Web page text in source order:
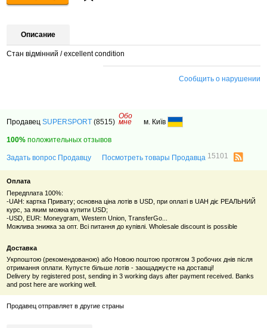
Описание
Стан відмінний / excellent condition
Сообщить о нарушении
ПродавецSUPERSPORT (8515)
Обо
мне м. Київ
100% положительных отзывов
Задать вопрос Продавцу Посмотреть товары Продавца 15101
Оплата
Передплата 100%:
-UAH: картка Привату; основна ціна лотів в USD, при оплаті в UAH діє РЕАЛЬНИЙ
курс, за яким можна купити USD;
-USD, EUR: Moneygram, Western Union, TransferGo...
Можлива знижка за опт. Всі питання до купівлі. Wholesale discount is possible
Доставка
Укрпоштою (рекомендованою) або Новою поштою протягом 3 робочих днів після
отримання оплати. Купуєте більше лотів - заощаджуєте на доставці!
Delivery by registered post, sending in 3 working days after payment received. Banks
and post here are working well.
Продавец отправляет в другие страны